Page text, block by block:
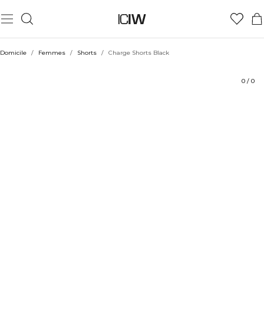
Domicile / Femmes / Shorts / Charge Shorts Black
0 / 0